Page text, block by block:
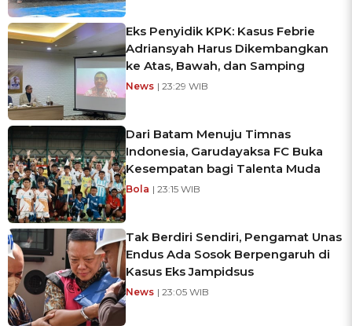
Eks Penyidik KPK: Kasus Febrie
Adriansyah Harus Dikembangkan
ke Atas, Bawah, dan Samping
News | 23:29 WIB
Dari Batam Menuju Timnas
Indonesia, Garudayaksa FC Buka
Kesempatan bagi Talenta Muda
Bola | 23:15 WIB
Tak Berdiri Sendiri, Pengamat Unas
Endus Ada Sosok Berpengaruh di
Kasus Eks Jampidsus
News | 23:05 WIB